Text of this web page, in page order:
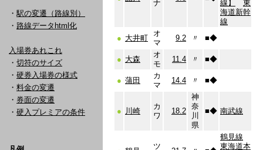
・ 駅の変遷（路線別）
・ 路線データhtml化
入場券あれこれ
・ 切符のサイズ
・ 硬券入場券の様式
・ 料金の変遷
・ 券面の変遷
・ 硬入プレミアの条件
ナ
線】
東
海道新幹
線
● 大井町
オ
マ
9.2 〃 ■◆
● 大森
オ
モ
11.4 〃 ■◆
● 蒲田
カ
マ
14.4 〃 ■◆
● 川崎
カ
ワ
18.2
神
奈
川
県
■◆ 南武線
ツ
鶴見線
東海道本